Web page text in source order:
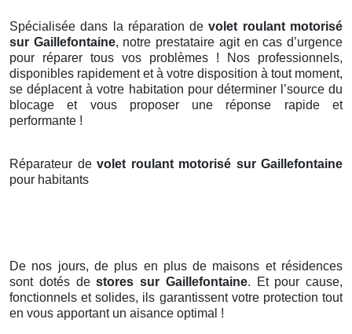
Spécialisée dans la réparation devolet roulant motorisé
sur Gaillefontaine, notre prestataire agit en cas d’urgence
pour réparer tous vos problèmes ! Nos professionnels,
disponibles rapidement et à votre disposition à tout moment,
se déplacent à votre habitation pour déterminer l’source du
blocage et vous proposer une réponse rapide et
performante !
Réparateur de volet roulant motorisé sur Gaillefontaine
pour habitants
De nos jours, de plus en plus de maisons et résidences
sont dotés destores sur Gaillefontaine. Et pour cause,
fonctionnels et solides, ils garantissent votre protection tout
en vous apportant un aisance optimal !